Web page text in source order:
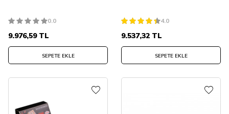
0.0
9.976,59TL
SEPETE EKLE
4.0
9.537,32 TL
SEPETE EKLE